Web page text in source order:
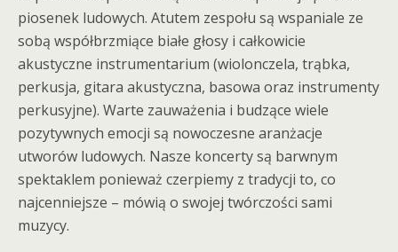
piosenek ludowych. Atutem zespołu są wspaniale ze
sobą współbrzmiące białe głosy i całkowicie
akustyczne instrumentarium (wiolonczela, trąbka,
perkusja, gitara akustyczna, basowa oraz instrumenty
perkusyjne). Warte zauważenia i budzące wiele
pozytywnych emocji są nowoczesne aranżacje
utworów ludowych. Nasze koncerty są barwnym
spektaklem ponieważ czerpiemy z tradycji to, co
najcenniejsze – mówią o swojej twórczości sami
muzycy.